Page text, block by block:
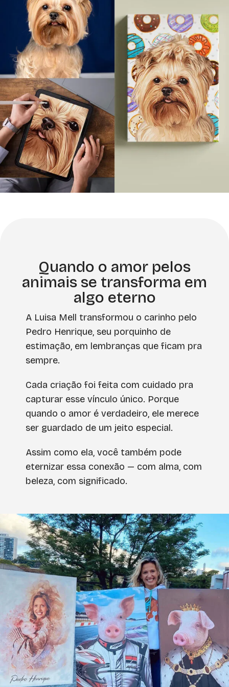
Quando o amor pelos
animais se transforma em
algo eterno
A Luisa Mell transformou o carinho pelo
Pedro Henrique, seu porquinho de
estimação, em lembranças que ficam pra
sempre.
Cada criação foi feita com cuidado pra
capturar esse vínculo único. Porque
quando o amor é verdadeiro, ele merece
ser guardado de um jeito especial.
Assim como ela, você também pode
eternizar essa conexão — com alma, com
beleza, com significado.